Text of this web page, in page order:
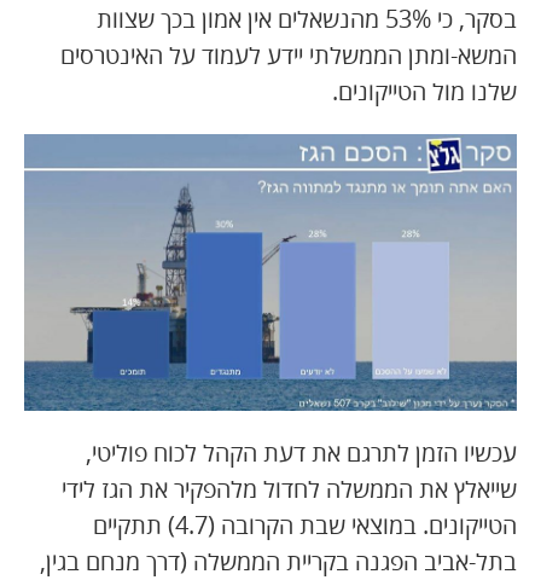
בסקר, כי 53% מהנשאלים אין אמון בכך שצוות
המשא-ומתן הממשלתי יידע לעמוד על האינטרסים
שלנו מול הטייקונים.
עכשיו הזמן לתרגם את דעת הקהל לכוח פוליטי,
שייאלץ את הממשלה לחדול מלהפקיר את הגז לידי
הטייקונים. במוצאי שבת הקרובה (4.7) תתקיים
בתל-אביב הפגנה בקריית הממשלה (דרך מנחם בגין,